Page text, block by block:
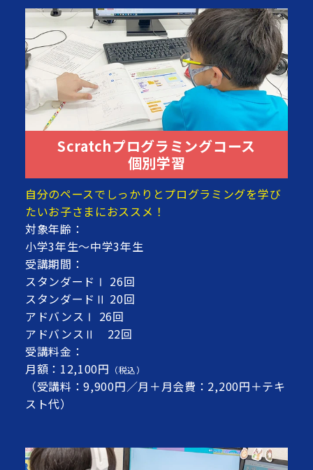
Scratchプログラミングコース
個別学習
自分のペースでしっかりとプログラミングを学び
たいお子さまにおススメ！
対象年齢：
小学3年生～中学3年生
受講期間：
スタンダードⅠ 26回
スタンダードⅡ 20回
アドバンスⅠ 26回
アドバンスⅡ 22回
受講料金：
月額：12,100円 （税込）
（受講料：9,900円／月＋月会費：2,200円＋テキ
スト代）